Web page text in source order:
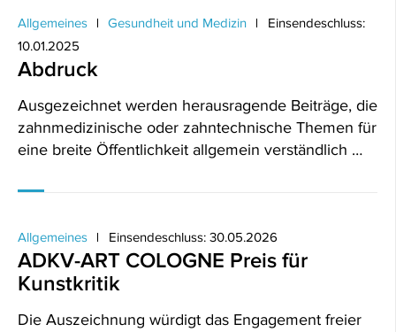
Allgemeines Gesundheit und Medizin
Einsendeschluss:
10.01.2025
Abdruck
Ausgezeichnet werden herausragende Beiträge, die
zahnmedizinische oder zahntechnische Themen für
eine breite Öffentlichkeit allgemein verständlich …
Allgemeines Einsendeschluss: 30.05.2026
ADKV-ART COLOGNE Preis für
Kunstkritik
Die Auszeichnung würdigt das Engagement freier